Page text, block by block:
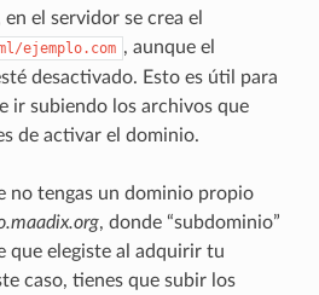
el servidor se crea el
ejemplo.com , aunque el
desactivado. Esto es útil para
ir subiendo los archivos que
de activar el dominio.
no tengas un dominio propio
, donde “subdominio”
que elegiste al adquirir tu
caso, tienes que subir los